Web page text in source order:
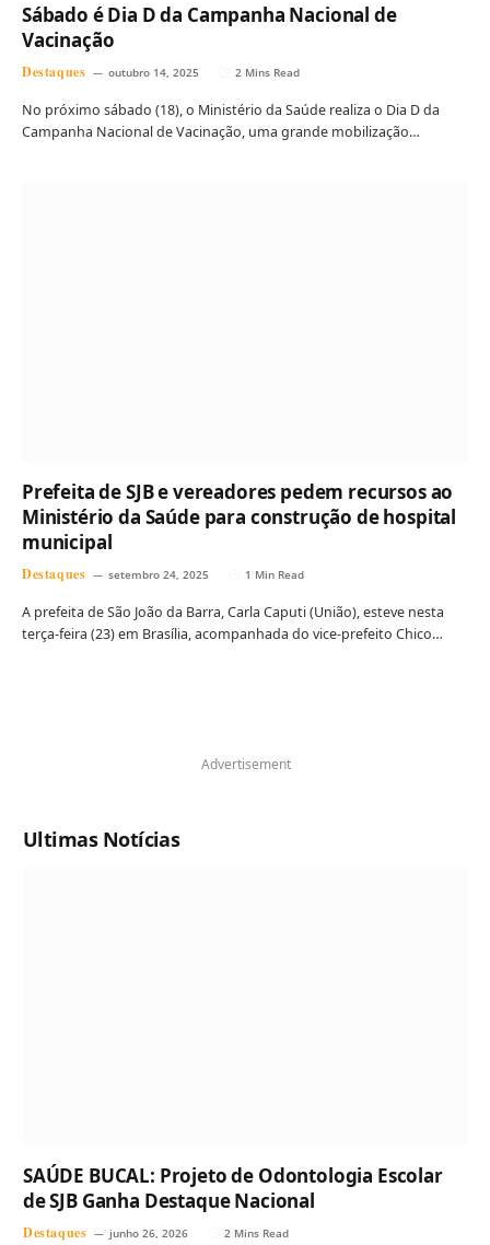
Sábado é Dia D da Campanha Nacional de
Vacinação
Destaques outubro 14, 2025 2 Mins Read
No próximo sábado (18), o Ministério da Saúde realiza o Dia D da
Campanha Nacional de Vacinação, uma grande mobilização…
Prefeita de SJB e vereadores pedem recursos ao
Ministério da Saúde para construção de hospital
municipal
Destaques setembro 24, 2025 1 Min Read
A prefeita de São João da Barra, Carla Caputi (União), esteve nesta
terça-feira (23) em Brasília, acompanhada do vice-prefeito Chico…
Advertisement
Ultimas Notícias
SAÚDE BUCAL: Projeto de Odontologia Escolar
de SJB Ganha Destaque Nacional
Destaques junho 26, 2026 2 Mins Read